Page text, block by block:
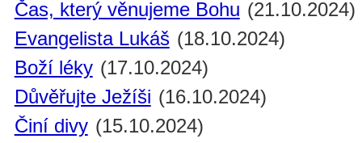
Čas, který věnujeme Bohu (21.10.2024)
Evangelista Lukáš (18.10.2024)
Boží léky (17.10.2024)
Důvěřujte Ježíši (16.10.2024)
Činí divy (15.10.2024)